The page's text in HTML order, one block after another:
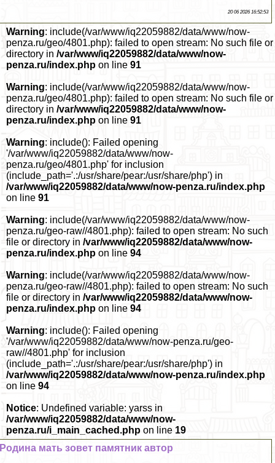
20 06 2026 16:52:53
Warning: include(/var/www/iq22059882/data/www/now-
penza.ru/geo/4801.php): failed to open stream: No such file or
directory in /var/www/iq22059882/data/www/now-
penza.ru/index.php on line 91
Warning: include(/var/www/iq22059882/data/www/now-
penza.ru/geo/4801.php): failed to open stream: No such file or
directory in /var/www/iq22059882/data/www/now-
penza.ru/index.php on line 91
Warning: include(): Failed opening
'/var/www/iq22059882/data/www/now-
penza.ru/geo/4801.php' for inclusion
(include_path='.:/usr/share/pear:/usr/share/php') in
/var/www/iq22059882/data/www/now-penza.ru/index.php
on line 91
Warning: include(/var/www/iq22059882/data/www/now-
penza.ru/geo-raw//4801.php): failed to open stream: No such
file or directory in /var/www/iq22059882/data/www/now-
penza.ru/index.php on line 94
Warning: include(/var/www/iq22059882/data/www/now-
penza.ru/geo-raw//4801.php): failed to open stream: No such
file or directory in /var/www/iq22059882/data/www/now-
penza.ru/index.php on line 94
Warning: include(): Failed opening
'/var/www/iq22059882/data/www/now-penza.ru/geo-
raw//4801.php' for inclusion
(include_path='.:/usr/share/pear:/usr/share/php') in
/var/www/iq22059882/data/www/now-penza.ru/index.php
on line 94
Notice: Undefined variable: yarss in
/var/www/iq22059882/data/www/now-
penza.ru/i_main_cached.php on line 19
Родина мать зовет памятник автор